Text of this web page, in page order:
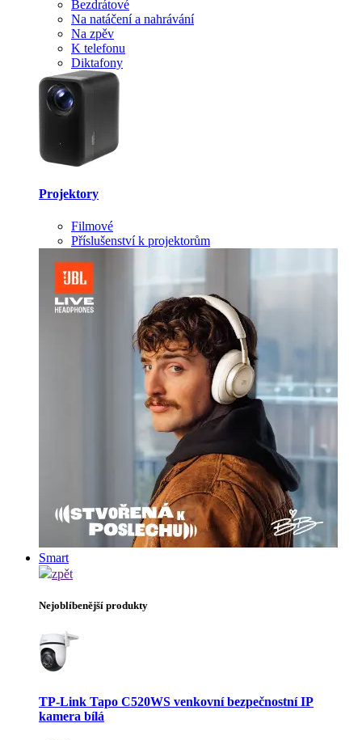
Bezdrátové
Na natáčení a nahrávání
Na zpěv
K telefonu
Diktafony
Projektory
Filmové
Příslušenství k projektorům
Smart
zpět
Nejoblíbenější produkty
TP-Link Tapo C520WS venkovní bezpečnostní IP
kamera bílá